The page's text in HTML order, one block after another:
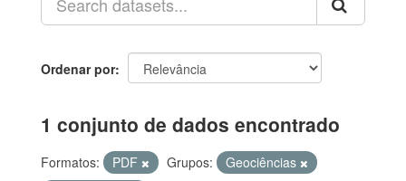
Ordenar por
1 conjunto de dados encontrado
Formatos: PDF Grupos:
Geociências